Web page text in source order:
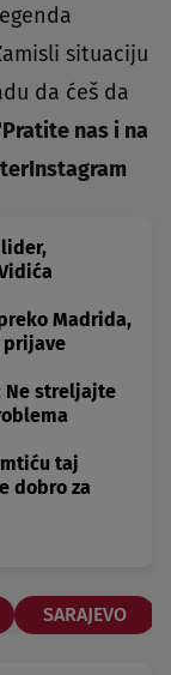
situaciju
da ćeš da
Pratite nas i na
Instagram
Madrida,
prijave
Ne streljajte
taj
dobro za
SARAJEVO